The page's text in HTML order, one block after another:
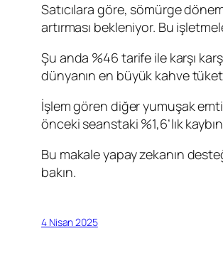
Satıcılara göre, sömürge
artırması bekleniyor. Bu
Şu anda %46 tarife ile karşı
dünyanın en büyük kahve
İşlem gören diğer yumuşak
önceki seanstaki %1,6’lık
Bu makale yapay zekanın
bakın.
4 Nisan 2025